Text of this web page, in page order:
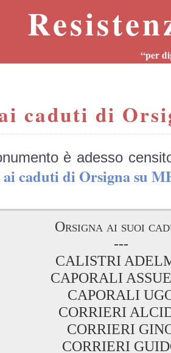
“per
caduti di
è adesso
caduti di Orsigna su
Orsigna ai suoi
---
CALISTRI
CAPORALI
CAPORALI
CORRIERI
CORRIERI
CORRIERI